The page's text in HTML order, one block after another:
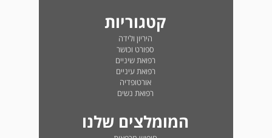
קטגוריות
היריון ולידה
ספורט וכושר
רפואת שיניים
רפואת עיניים
אורטופדיה
רפואת נשים
המומלצים שלנו